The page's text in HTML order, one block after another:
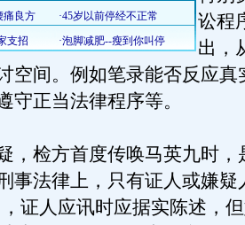
讼程
出，
空间。例如笔录能否反应真
守正当法律程序等。
检方首度传唤马英九时，
事法律上，只有证人或嫌疑
，证人应讯时应据实陈述，